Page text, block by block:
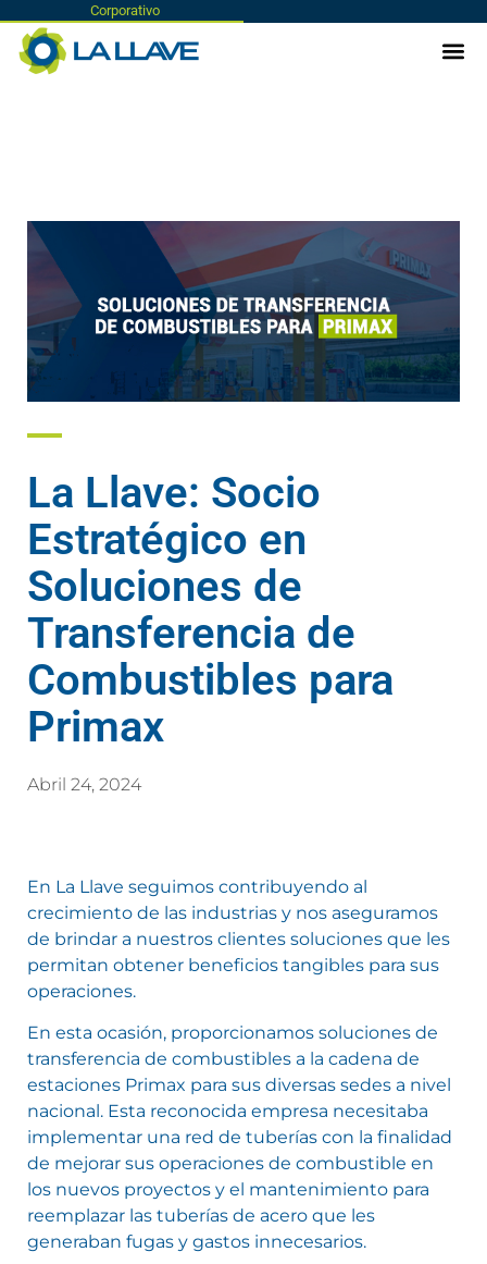
Corporativo
La Llave: Socio
Estratégico en
Soluciones de
Transferencia de
Combustibles para
Primax
Abril 24, 2024
En La Llave seguimos contribuyendo al
crecimiento de las industrias y nos aseguramos
de brindar a nuestros clientes soluciones que les
permitan obtener beneficios tangibles para sus
operaciones.
En esta ocasión, proporcionamos soluciones de
transferencia de combustibles a la cadena de
estaciones Primax para sus diversas sedes a nivel
nacional. Esta reconocida empresa necesitaba
implementar una red de tuberías con la finalidad
de mejorar sus operaciones de combustible en
los nuevos proyectos y el mantenimiento para
reemplazar las tuberías de acero que les
generaban fugas y gastos innecesarios.